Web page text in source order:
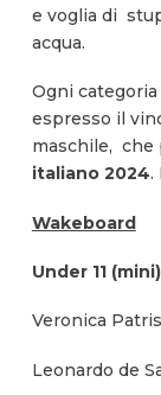
e voglia di
acqua.
Ogni
espresso il
maschile, che
italiano 2024.
Wakeboard
Under 11 (mini)
Veronica
Leonardo de